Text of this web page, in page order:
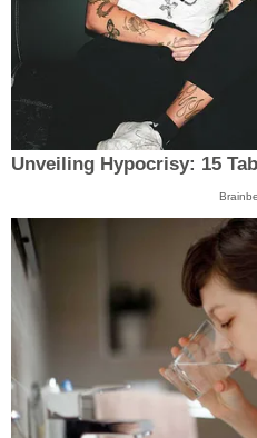
Unveiling Hypocrisy: 15